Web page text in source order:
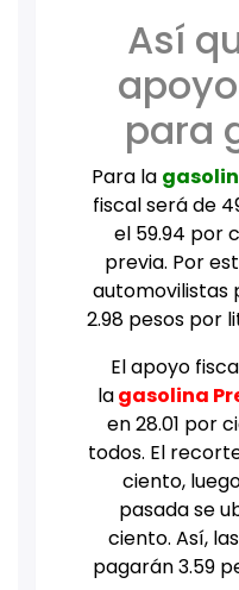
Así
para
Para la
fiscal será de
el 59.94 por
previa. Por
automovilistas
2.98 pesos por
El apoyo
lagasolina
en 28.01 por
todos. El
ciento,
pasada se
ciento. Así,
pagarán 3.59